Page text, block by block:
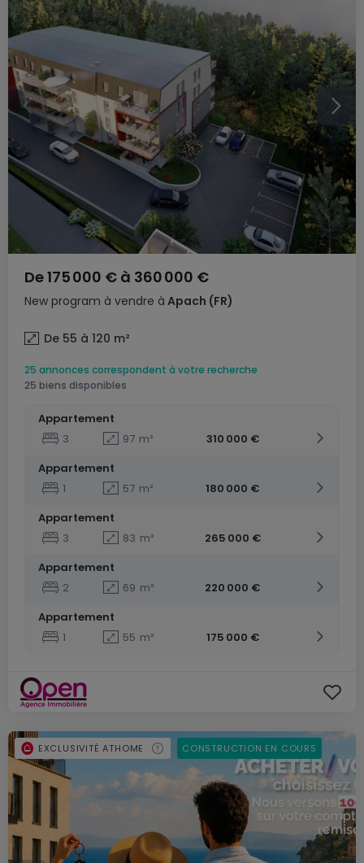
New program à vendre à Apach (FR)
De175 000 € à 360 000 €
De 55 à 120 m²
25 annonces correspondent à votre recherche
25 biens disponibles
Appartement
3
97 m²
310 000 €
Appartement
1
57 m²
180 000 €
Appartement
3
83 m²
265 000 €
Appartement
2
69 m²
220 000 €
Appartement
1
55 m² 175 000 €
EXCLUSIVITÉ ATHOME CONSTRUCTION EN COURS